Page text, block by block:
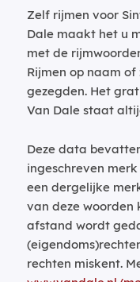
Zelf rijmen voor
Dale maakt het u
met de
Rijmen op naam
gezegden. Het
Van Dale staat
Deze data
ingeschreven
een dergelijke
van deze
afstand wordt
rechten miskent.